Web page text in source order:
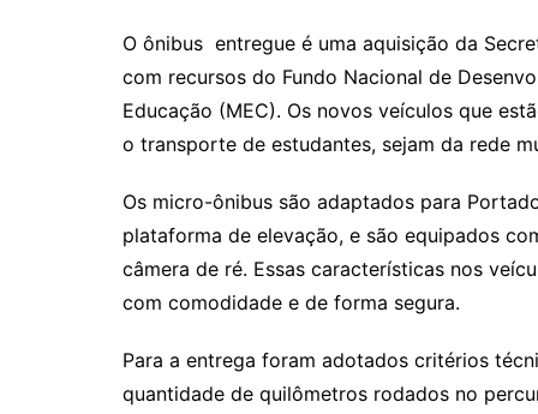
Nova Glória
Porangatu
Rianápolis
Rubiataba
Santa Terezinha de Goiás
O ônibus entregue é uma aquisição da
com recursos do Fundo Nacional de
Educação (MEC). Os novos veículos que
o transporte de estudantes, sejam da rede
Os micro-ônibus são adaptados para
plataforma de elevação, e são equipados
câmera de ré. Essas características nos
com comodidade e de forma segura.
Para a entrega foram adotados critérios
quantidade de quilômetros rodados no